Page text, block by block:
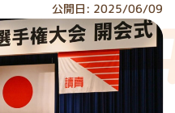
公開日: 2025/06/09